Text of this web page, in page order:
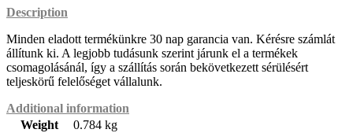
Description
Minden eladott termékünkre 30 nap garancia van. Kérésre számlát
állítunk ki. A legjobb tudásunk szerint járunk el a termékek
csomagolásánál, így a szállítás során bekövetkezett sérülésért
teljeskörű felelőséget vállalunk.
Additional information
Weight
0.784 kg